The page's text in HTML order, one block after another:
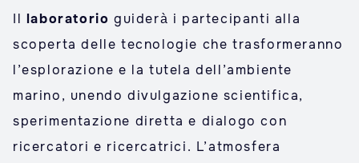
Il laboratorio guiderà i partecipanti alla
scoperta delle tecnologie che trasformeranno
l’esplorazione e la tutela dell’ambiente
marino, unendo divulgazione scientifica,
sperimentazione diretta e dialogo con
ricercatori e ricercatrici. L’atmosfera